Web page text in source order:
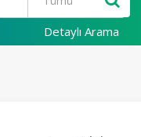
Detaylı Arama